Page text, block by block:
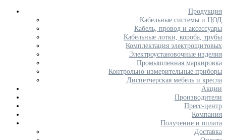
Продукция
Кабельные системы и ЦОД
Кабель, провод и аксессуары
Кабельные лотки, короба, трубы
Комплектация электрощитовых
Электроустановочные изделия
Промышленная маркировка
Контрольно-измерительные приборы
Диспетчерская мебель и кресла
Акции
Производители
Пресс-центр
Компания
Получение и оплата
Доставка